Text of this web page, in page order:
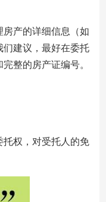
产的详细信息（如
们建议，最好在委托
整的房产证编号。
权，对受托人的免